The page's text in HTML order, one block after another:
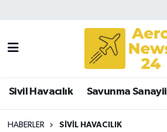
Sivil Havacılık Savunma Sanayii
HABERLER SIVIL HAVACILIK